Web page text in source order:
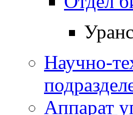
Научно-
Аппарат